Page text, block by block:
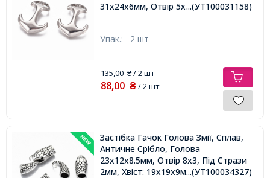
31х24х6мм, Отвір 5х5мм,...(УТ100031158)
Упак.: 2 шт
135,00₴/ 2 шт
88,00 ₴/ 2 шт
Застібка Гачок Голова Змії, Сплав,
Античне Срібло, Голова
23x12x8.5мм, Отвір 8х3, Під Стрази
2мм, Хвіст: 19х19х9мм, НапівОтвір
...(УТ100034327)